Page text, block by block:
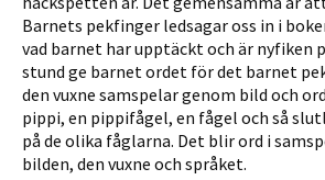
Barnets pekfinger ledsagar oss in i
vad barnet har upptäckt och är nyfiken
stund ge barnet ordet för det barnet
den vuxne samspelar genom bild och
pippi, en pippifågel, en fågel och så
på de olika fåglarna. Det blir ord i
bilden, den vuxne och språket.